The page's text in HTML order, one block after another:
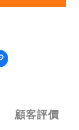
顧客評價